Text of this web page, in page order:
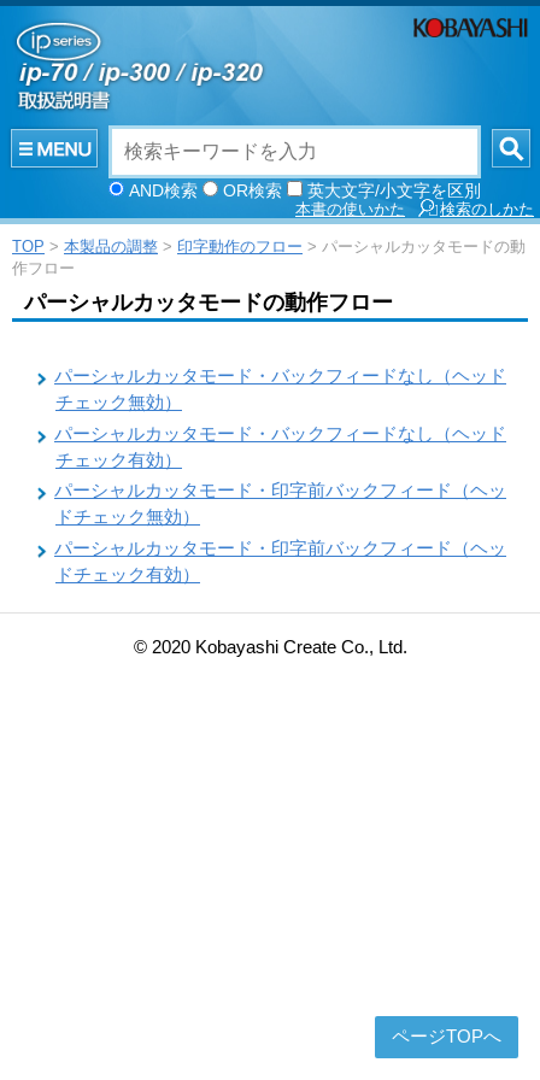
AND検索 OR検索 英大文字/小文字を区別
検索のしかた
本書の使いかた
TOP > 本製品の調整 > 印字動作のフロー > パーシャルカッタモードの動
作フロー
パーシャルカッタモードの動作フロー
パーシャルカッタモード・バックフィードなし（ヘッド
チェック無効）
パーシャルカッタモード・バックフィードなし（ヘッド
チェック有効）
パーシャルカッタモード・印字前バックフィード（ヘッ
ドチェック無効）
パーシャルカッタモード・印字前バックフィード（ヘッ
ドチェック有効）
ページTOPへ
© 2020 Kobayashi Create Co., Ltd.